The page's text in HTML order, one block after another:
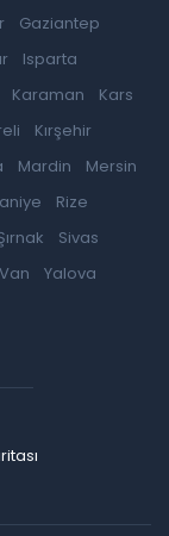
Gaziantep
Isparta
Karaman
Kars
Kırşehir
Mardin
Mersin
Rize
Sivas
Van
Yalova